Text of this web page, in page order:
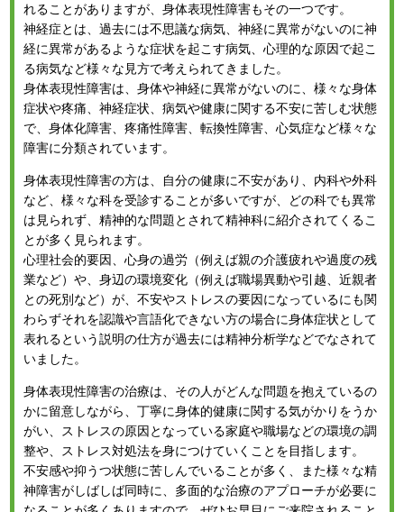
れることがありますが、身体表現性障害もその一つです。
神経症とは、過去には不思議な病気、神経に異常がないのに神
経に異常があるような症状を起こす病気、心理的な原因で起こ
る病気など様々な見方で考えられてきました。
身体表現性障害は、身体や神経に異常がないのに、様々な身体
症状や疼痛、神経症状、病気や健康に関する不安に苦しむ状態
で、身体化障害、疼痛性障害、転換性障害、心気症など様々な
障害に分類されています。
身体表現性障害の方は、自分の健康に不安があり、内科や外科
など、様々な科を受診することが多いですが、どの科でも異常
は見られず、精神的な問題とされて精神科に紹介されてくるこ
とが多く見られます。
心理社会的要因、心身の過労（例えば親の介護疲れや過度の残
業など）や、身辺の環境変化（例えば職場異動や引越、近親者
との死別など）が、不安やストレスの要因になっているにも関
わらずそれを認識や言語化できない方の場合に身体症状として
表れるという説明の仕方が過去には精神分析学などでなされて
いました。
身体表現性障害の治療は、その人がどんな問題を抱えているの
かに留意しながら、丁寧に身体的健康に関する気がかりをうか
がい、ストレスの原因となっている家庭や職場などの環境の調
整や、ストレス対処法を身につけていくことを目指します。
不安感や抑うつ状態に苦しんでいることが多く、また様々な精
神障害がしばしば同時に、多面的な治療のアプローチが必要に